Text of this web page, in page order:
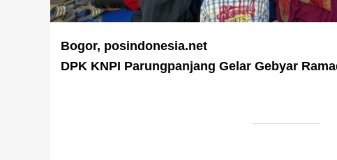
Bogor, posindonesia.net
DPK KNPI Parungpanjang Gelar Gebyar